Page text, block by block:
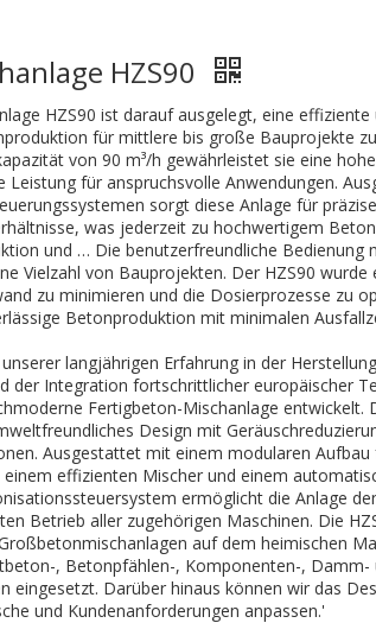
HZS90
HZS90 ist darauf ausgelegt, eine effiziente
für mittlere bis große Bauprojekte
von 90 m³/h gewährleistet sie eine
Leistung für anspruchsvolle Anwendungen.
sorgt diese Anlage für
was jederzeit zu hochwertigem
und … Die benutzerfreundliche Bedienung
Vielzahl von Bauprojekten. Der HZS90 wurde
zu minimieren und die Dosierprozesse zu
Betonproduktion mit minimalen
langjährigen Erfahrung in der
der Integration fortschrittlicher europäischer
Fertigbeton-Mischanlage entwickelt.
Design mit
Ausgestattet mit einem modularen Aufbau
effizienten Mischer und einem
ermöglicht die Anlage
Betrieb aller zugehörigen Maschinen. Die
auf dem heimischen
, Betonpfählen-, Komponenten-, Damm-
eingesetzt. Darüber hinaus können wir das
und Kundenanforderungen anpassen.'